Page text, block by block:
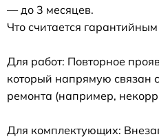
— до 3 месяцев.
Что считается
Для работ: Повторное
который напрямую связан
ремонта (например,
Для комплектующих: